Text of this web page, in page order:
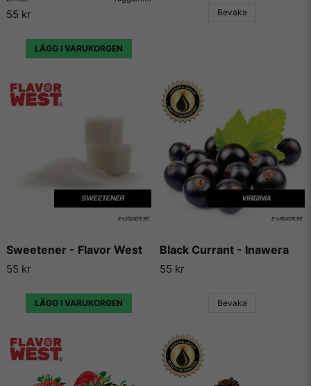
55 kr
LÄGG I VARUKORGEN
Bevaka
Sweetener - Flavor West
55 kr
LÄGG I VARUKORGEN
Black Currant - Inawera
55 kr
Bevaka
Vill du ha tips på blandningar och recept som du kan
använda dessa aromer till, så finns det en hel uppsjö av
lägga ut sina egna e-juice recept. Vi väljer dock att inte länka
vidare till några sådana recept då vi inte vill rekommendera